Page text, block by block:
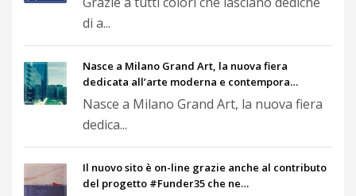
di a...
Nasce a Milano Grand Art, la nuova fiera
dedicata all’arte moderna e contempora…
Nasce a Milano Grand Art, la nuova fiera
dedica...
Il nuovo sito è on-line grazie anche al contributo
del progetto #Funder35 che ne…